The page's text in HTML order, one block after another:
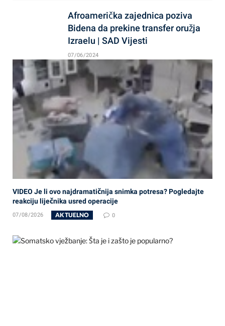
Afroamerička zajednica poziva
Bidena da prekine transfer oružja
Izraelu | SAD Vijesti
07/06/2024
VIDEO Je li ovo najdramatičnija snimka potresa? Pogledajte
reakciju liječnika usred operacije
07/08/2026 AKTUELNO 0